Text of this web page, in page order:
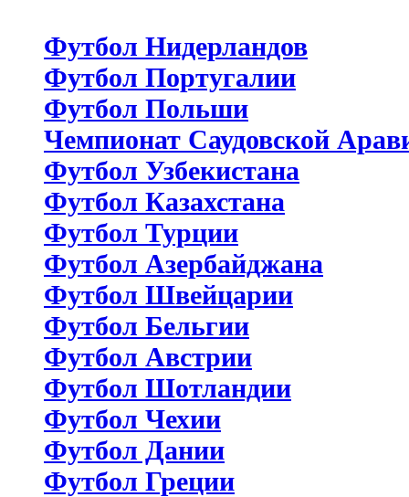
Футбол Нидерландов
Футбол Португалии
Футбол Польши
Чемпионат Саудовской
Футбол Узбекистана
Футбол Казахстана
Футбол Турции
Футбол Азербайджана
Футбол Швейцарии
Футбол Бельгии
Футбол Австрии
Футбол Шотландии
Футбол Чехии
Футбол Дании
Футбол Греции